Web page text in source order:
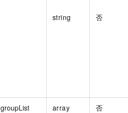
string 否
groupList array 否